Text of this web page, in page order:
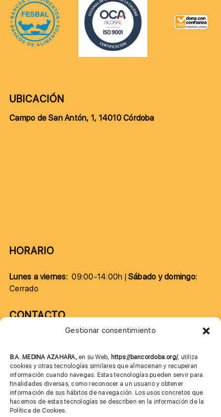
Gestionar consentimiento
B.A. MEDINA AZAHARA, en su Web, https://bancordoba.org/, utiliza
cookies y otras tecnologías similares que almacenan y recuperan
información cuando navegas. Estas tecnologías pueden servir para
finalidades diversas, como reconocer a un usuario y obtener
información de sus hábitos de navegación. Los usos concretos que
hacemos de estas tecnologías se describen en la información de la
Política de Cookies.
UBICACIÓN
Campo de San Antón, 1, 14010 Córdoba
HORARIO
Lunes a viernes:09:00-14:00h |Sábado y domingo:
Cerrado
CONTACTO
685 901 226
MÁS INFORMACIÓN